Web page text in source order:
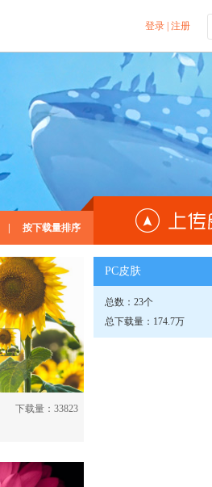
登录| 注册
按下载量排序
下载量：33823
PC皮肤
总数：23个
总下载量：174.7万